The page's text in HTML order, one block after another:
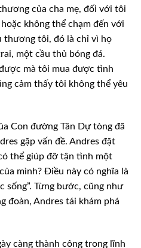
của cha mẹ, đối với tôi
không thể chạm đến với
thương tôi, đó là chỉ vì họ
một cầu thủ bóng đá.
mà tôi mua được tình
cảm thấy tôi không thể yêu
Con đường Tân Dự tòng đã
gặp vấn đề. Andres đặt
thể giúp đỡ tận tình một
mình? Điều này có nghĩa là
sống”. Từng bước, cũng như
đoàn, Andres tái khám phá
càng thành công trong lĩnh